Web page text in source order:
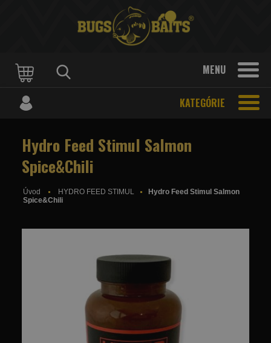
MENU
KATEGÓRIE
Hydro Feed Stimul Salmon
Spice&Chili
Úvod HYDRO FEED STIMUL
Hydro Feed Stimul Salmon
Spice&Chili